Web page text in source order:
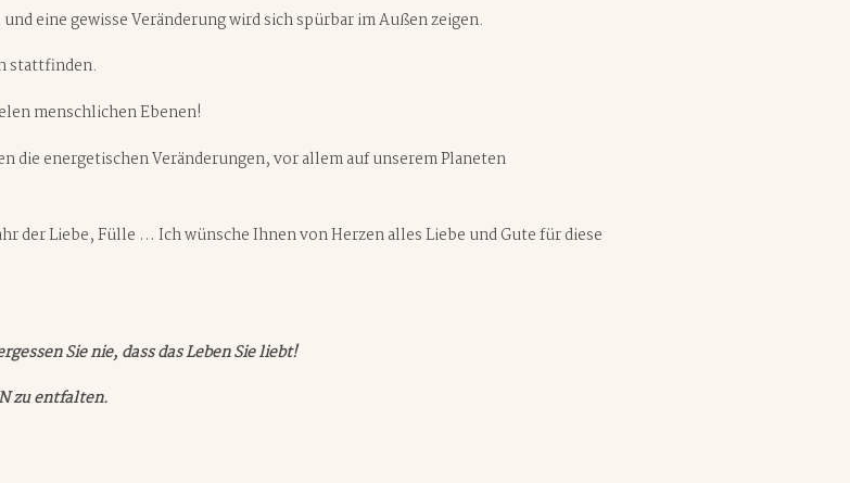
eine gewisse Veränderung wird sich spürbar im Außen zeigen.
stattfinden.
menschlichen Ebenen!
die energetischen Veränderungen, vor allem auf unserem Planeten
der Liebe, Fülle … Ich wünsche Ihnen von Herzen alles Liebe und Gute für diese
Sie nie, dass das Leben Sie liebt!
zu entfalten.